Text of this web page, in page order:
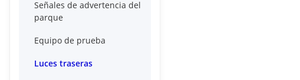
Señales de advertencia del
parque
Equipo de prueba
Luces traseras